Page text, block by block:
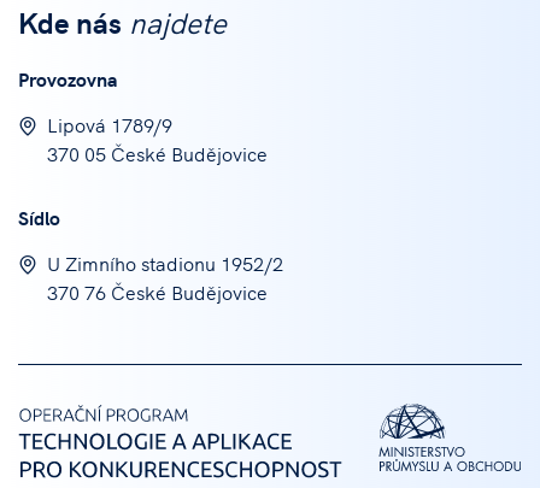
Kde nás najdete
Provozovna
Lipová 1789/9
370 05 České Budějovice
Sídlo
U Zimního stadionu 1952/2
370 76 České Budějovice